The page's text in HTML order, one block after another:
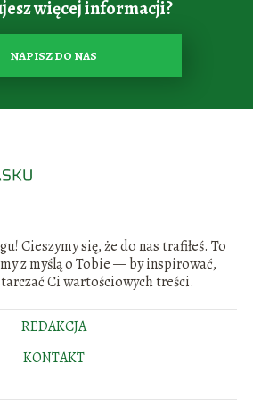
więcej informacji?
NAPISZ DO NAS
Cieszymy się, że do nas trafiłeś. To
z myślą o Tobie — by inspirować,
Ci wartościowych treści.
REDAKCJA
KONTAKT